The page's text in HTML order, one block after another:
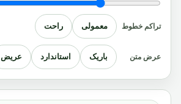
تراکم خطوط معمولی راحت
عرض متن باریک استاندارد عریض